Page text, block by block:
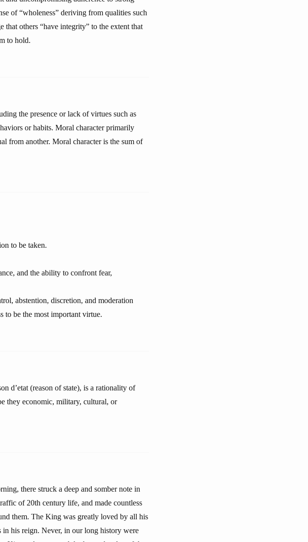
of “wholeness” deriving from qualities such
that others “have integrity” to the extent that
to hold.
the presence or lack of virtues such as
or habits. Moral character primarily
from another. Moral character is the sum of
to be taken.
and the ability to confront fear,
abstention, discretion, and moderation
to be the most important virtue.
d’etat (reason of state), is a rationality of
they economic, military, cultural, or
there struck a deep and somber note in
of 20th century life, and made countless
them. The King was greatly loved by all his
in his reign. Never, in our long history were